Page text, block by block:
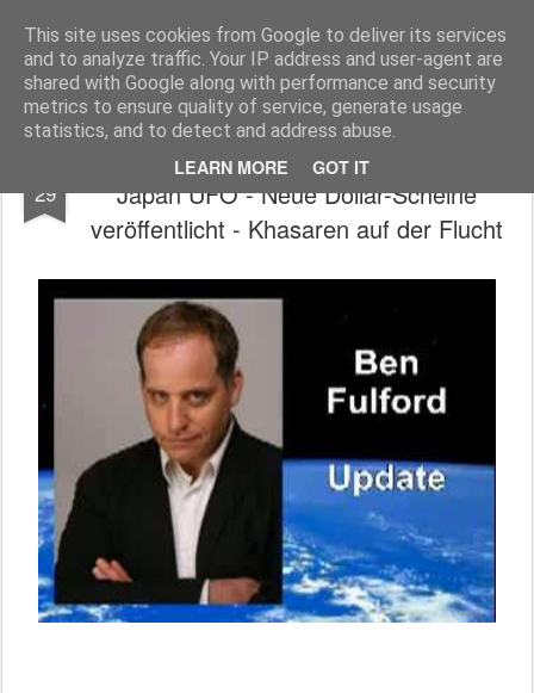
This site uses cookies from Google to deliver its services
and to analyze traffic. Your IP address and user-agent are
shared with Google along with performance and security
metrics to ensure quality of service, generate usage
statistics, and to detect and address abuse.
LEARN MORE GOT IT
Freigeist - ReHU - Forum Institut für Grenzwissenschaften - Spiritualität - Zukunftsforschung - Einheit
Pages
29
28.11.16 Fulford Update: Aufnahmen vom
Japan UFO - Neue Dollar-Scheine
veröffentlicht - Khasaren auf der Flucht